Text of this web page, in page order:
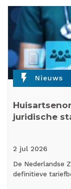
flash_on Nieuws
juridische
2 jul 2026
De Nederlandse
definitieve